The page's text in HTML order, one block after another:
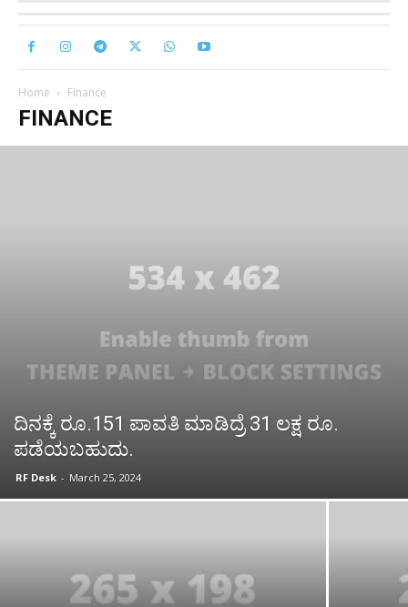
Home Finance
FINANCE
ದಿನಕ್ಕೆ ರೂ.151 ಪಾವತಿ ಮಾಡಿದ್ರೆ 31 ಲಕ್ಷ ರೂ.
ಪಡೆಯಬಹುದು.
RF Desk - March 25, 2024